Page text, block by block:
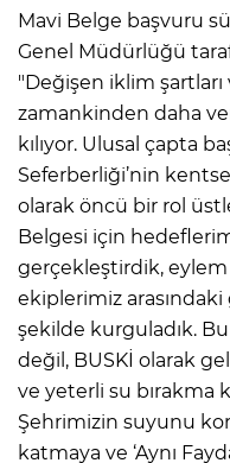
Mavi Belge başvuru
Genel Müdürlüğü
"Değişen iklim
zamankinden daha
kılıyor. Ulusal çapta
Seferberliği’nin
olarak öncü bir rol
Belgesi için
gerçekleştirdik, eylem
ekiplerimiz arasındaki
şekilde kurguladık.
değil, BUSKİ olarak
ve yeterli su bırakma
Şehrimizin suyunu
katmaya ve ‘Aynı